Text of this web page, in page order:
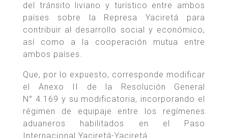
del tránsito liviano y turístico entre ambos
países sobre la Represa Yaciretá para
contribuir al desarrollo social y económico,
así como a la cooperación mutua entre
ambos países.
Que, por lo expuesto, corresponde modificar
el Anexo II de la Resolución General
N° 4.169 y su modificatoria, incorporando el
régimen de equipaje entre los regímenes
aduaneros habilitados en el Paso
Internacional Yaciretá-Yaciretá.